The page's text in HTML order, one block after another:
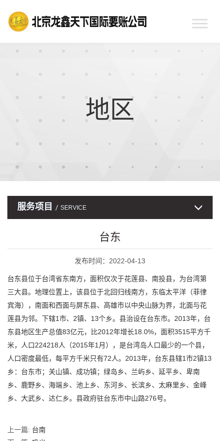
地区
服务项目 SERVICE
台东
发布时间：2022-04-13
台东县位于台湾省东南方，面积仅次于花莲县、南投县，为台湾第
三大县。地理位置上，该县位于北回归线南方，东临太平洋（菲律
宾海），南面和西面与屏东县、高雄市以中央山脉为界，北面与花
莲县为邻。下辖1市、2镇、13个乡。县治设在台东市。2013年，台
东县地区生产总值83亿元，比2012年增长18.0%，面积3515平方千
米，人口224218人（2015年1月），是台湾岛人口最少的一个县，
人口密度最低，每平方千米只有72人。2013年，台东县辖1市2镇13
乡：台东市；关山镇、成功镇；绿岛乡、兰屿乡、延平乡、卑南
乡、鹿野乡、海端乡、池上乡、东河乡、长滨乡、太麻里乡、金峰
乡、大武乡、达仁乡。县政府驻台东市中山路276号。
上一篇: 台南